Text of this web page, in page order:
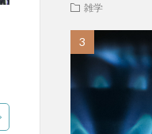
雑学